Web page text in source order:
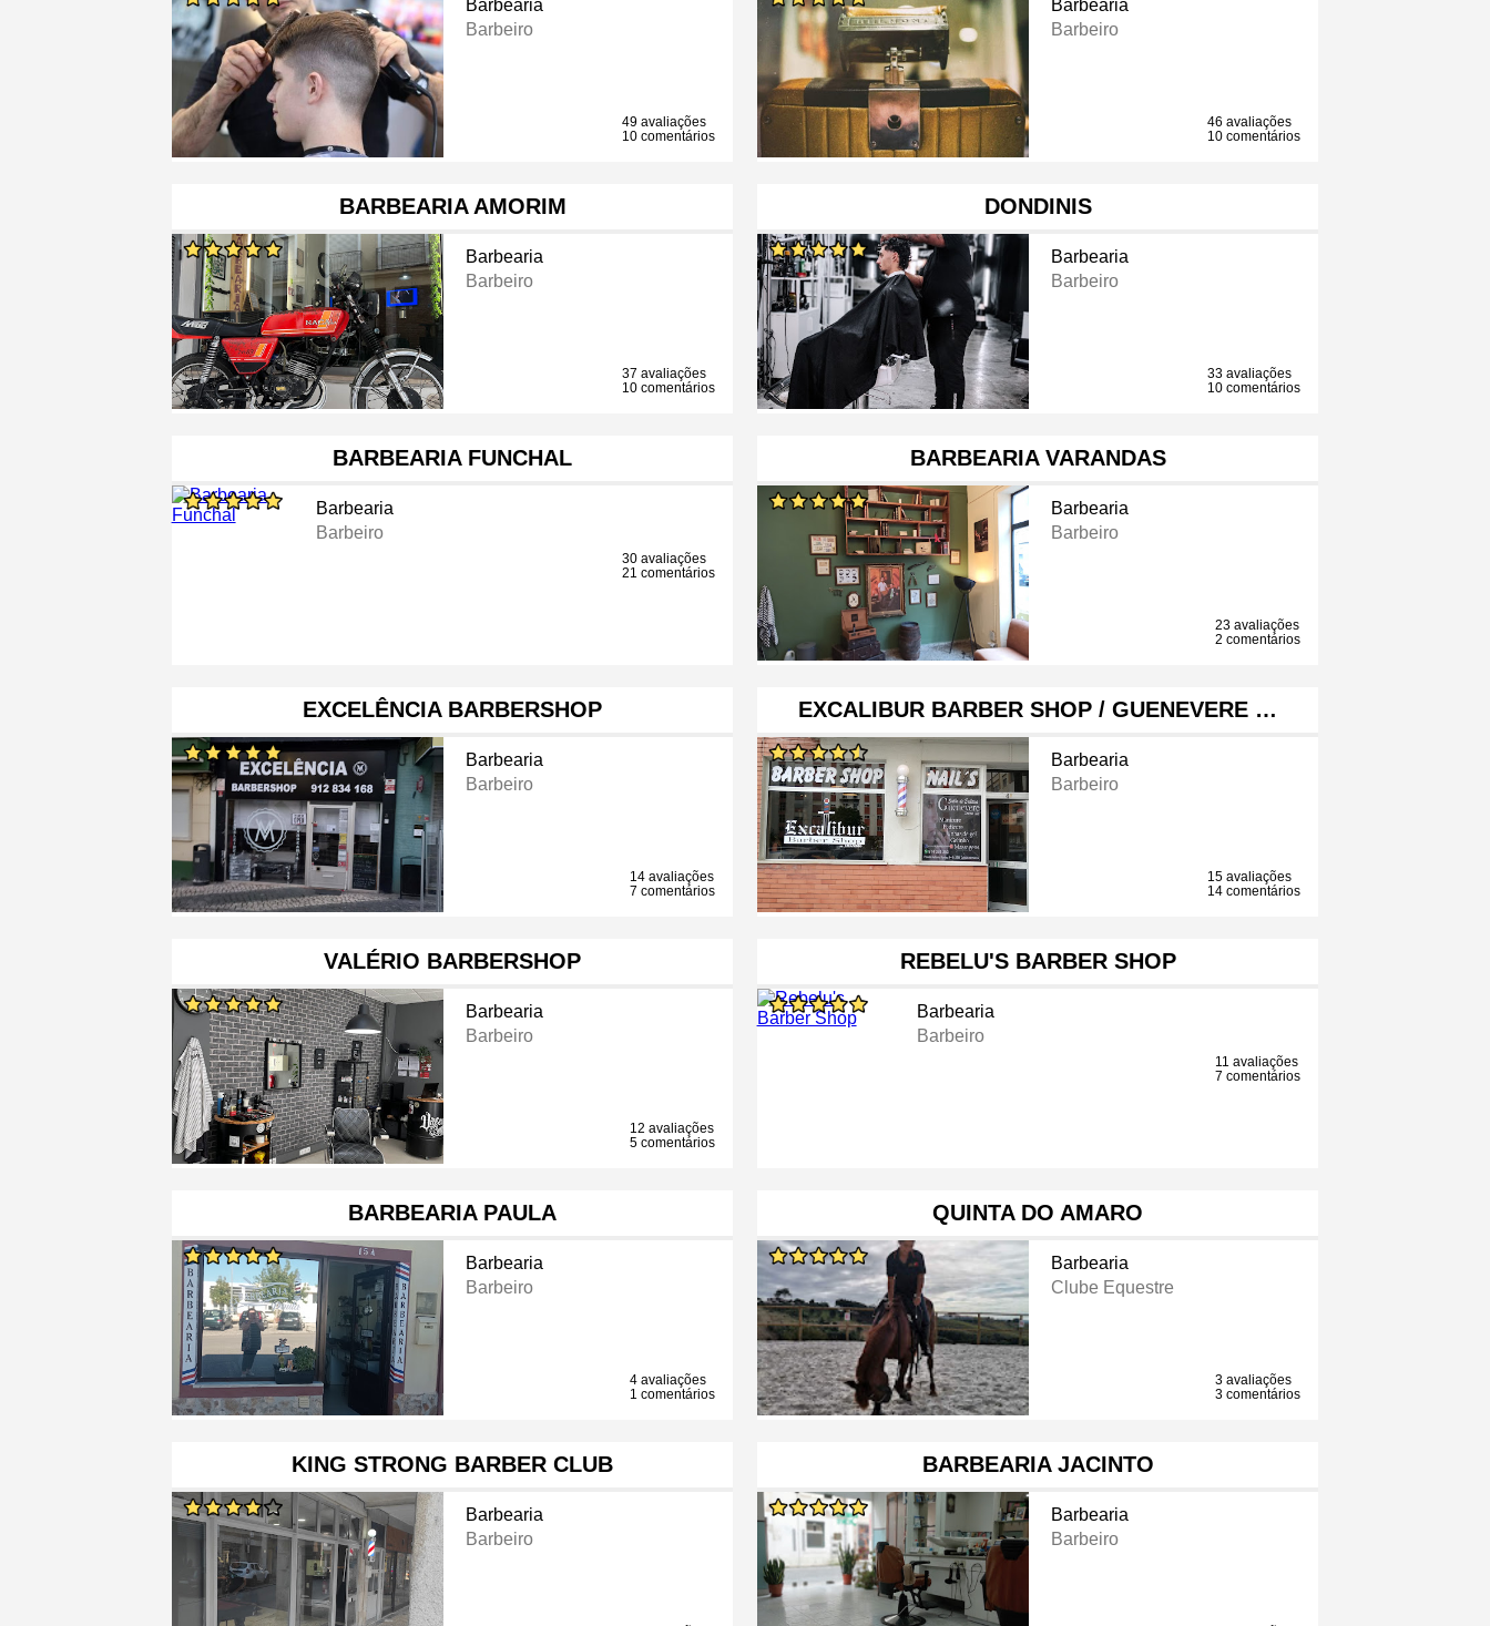
Barbearia
Barbeiro
49 avaliações
10 comentários
Barbearia
Barbeiro
46 avaliações
10 comentários
BARBEARIA AMORIM
Barbearia
Barbeiro
37 avaliações
10 comentários
DONDINIS
Barbearia
Barbeiro
33 avaliações
10 comentários
BARBEARIA FUNCHAL
Barbearia
Barbeiro
30 avaliações
21 comentários
BARBEARIA VARANDAS
Barbearia
Barbeiro
23 avaliações
2 comentários
EXCELÊNCIA BARBERSHOP
Barbearia
Barbeiro
14 avaliações
7 comentários
EXCALIBUR BARBER SHOP / GUENEVERE …
Barbearia
Barbeiro
15 avaliações
14 comentários
VALÉRIO BARBERSHOP
Barbearia
Barbeiro
12 avaliações
5 comentários
REBELU'S BARBER SHOP
Barbearia
Barbeiro
11 avaliações
7 comentários
BARBEARIA PAULA
Barbearia
Barbeiro
4 avaliações
1 comentários
QUINTA DO AMARO
Barbearia
Clube Equestre
3 avaliações
3 comentários
KING STRONG BARBER CLUB
Barbearia
Barbeiro
BARBEARIA JACINTO
Barbearia
Barbeiro